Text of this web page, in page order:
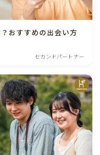
おすすめの出会い方
セカンドパートナー